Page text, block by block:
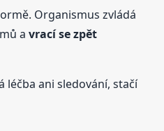
Organismus zvládá
avrací se zpět
léčba ani sledování, stačí